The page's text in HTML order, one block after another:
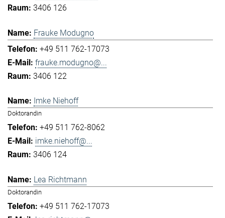
3406 126
Frauke Modugno
+49 511 762-17073
frauke.modugno@...
3406 122
Imke Niehoff
Doktorandin
+49 511 762-8062
imke.niehoff@...
3406 124
Lea Richtmann
Doktorandin
+49 511 762-17073